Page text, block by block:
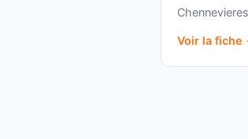
Voir la fiche